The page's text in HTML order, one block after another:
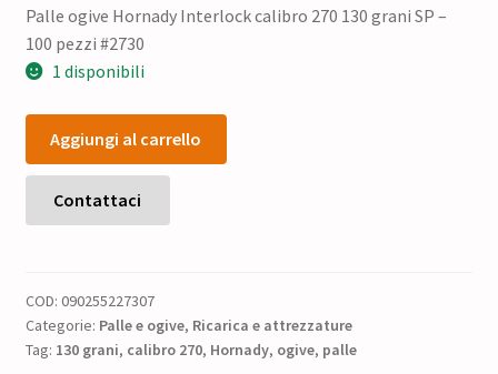
prezzo
originale
64,00 €.
prezzo
51,20 €.
Palle ogive Hornady Interlock calibro 270 130 grani SP –
100 pezzi #2730
1 disponibili
Palle
ogive
Hornady
Interlock
calibro
grani
SP
Aggiungi al carrello
Contattaci
COD: 090255227307
Categorie: Palle e ogive, Ricarica e attrezzature
Tag: 130 grani, calibro 270, Hornady, ogive, palle